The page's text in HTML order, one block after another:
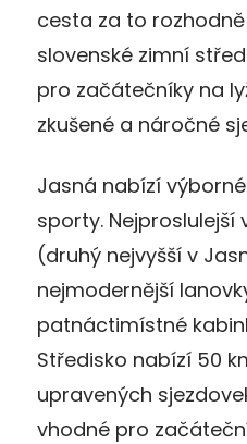
cesta za to
slovenské zimní
pro začátečníky na
zkušené a náročné
Jasná nabízí
sporty. Nejproslulejší
(druhý nejvyšší v
nejmodernější
patnáctimístné
Středisko nabízí 50
upravených
vhodné pro